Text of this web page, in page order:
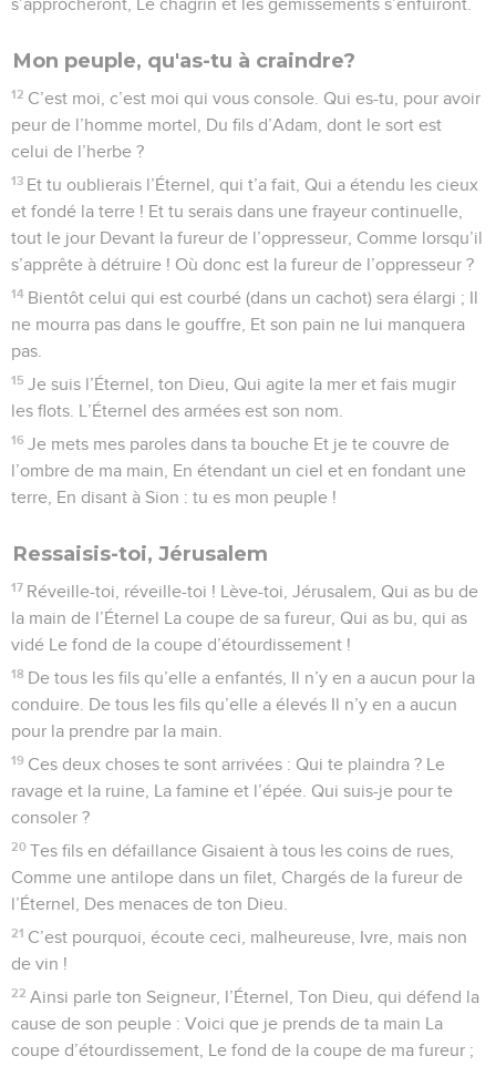
s’approcheront, Le chagrin et les gémissements s’enfuiront.
Mon peuple, qu'as-tu à craindre?
12 C’est moi, c’est moi qui vous console. Qui es-tu, pour avoir
peur de l’homme mortel, Du fils d’Adam, dont le sort est
celui de l’herbe ?
13 Et tu oublierais l’Éternel, qui t’a fait, Qui a étendu les cieux
et fondé la terre ! Et tu serais dans une frayeur continuelle,
tout le jour Devant la fureur de l’oppresseur, Comme lorsqu’il
s’apprête à détruire ! Où donc est la fureur de l’oppresseur ?
14 Bientôt celui qui est courbé (dans un cachot) sera élargi ; Il
ne mourra pas dans le gouffre, Et son pain ne lui manquera
pas.
15 Je suis l’Éternel, ton Dieu, Qui agite la mer et fais mugir
les flots. L’Éternel des armées est son nom.
16 Je mets mes paroles dans ta bouche Et je te couvre de
l’ombre de ma main, En étendant un ciel et en fondant une
terre, En disant à Sion : tu es mon peuple !
Ressaisis-toi, Jérusalem
17 Réveille-toi, réveille-toi ! Lève-toi, Jérusalem, Qui as bu de
la main de l’Éternel La coupe de sa fureur, Qui as bu, qui as
vidé Le fond de la coupe d’étourdissement !
18 De tous les fils qu’elle a enfantés, Il n’y en a aucun pour la
conduire. De tous les fils qu’elle a élevés Il n’y en a aucun
pour la prendre par la main.
19 Ces deux choses te sont arrivées : Qui te plaindra ? Le
ravage et la ruine, La famine et l’épée. Qui suis-je pour te
consoler ?
20 Tes fils en défaillance Gisaient à tous les coins de rues,
Comme une antilope dans un filet, Chargés de la fureur de
l’Éternel, Des menaces de ton Dieu.
21 C’est pourquoi, écoute ceci, malheureuse, Ivre, mais non
de vin !
22 Ainsi parle ton Seigneur, l’Éternel, Ton Dieu, qui défend la
cause de son peuple : Voici que je prends de ta main La
coupe d’étourdissement, Le fond de la coupe de ma fureur ;